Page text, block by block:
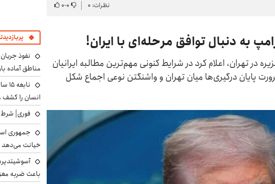
نظرات: ۰ ۰-۰
به دنبال توافق مرحله‌ای با ایران!
در تهران، اعلام کرد در شرایط کنونی مهم‌ترین مطالبه ایرانیان
پایان درگیری‌ها میان تهران و واشنگتن نوعی اجماع شکل
نفوذ
مناطق آماده
انسان را کشف
فوری| شرط
جمهوری
خیانت می‌دهد
باعث ضربه مغزی ۷۰۰ نظامی